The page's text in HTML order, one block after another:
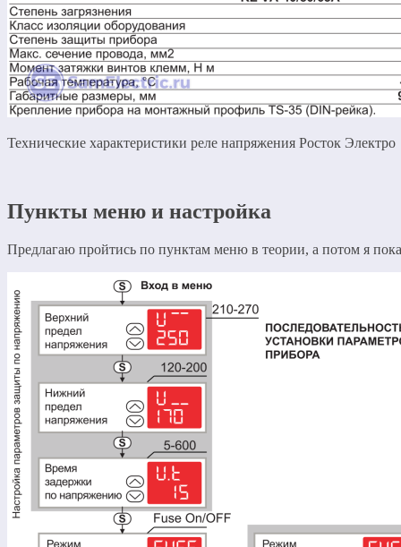
Технические характеристики реле напряжения Росток Электро
Пункты меню и настройка
Предлагаю пройтись по пунктам меню в теории, а потом я